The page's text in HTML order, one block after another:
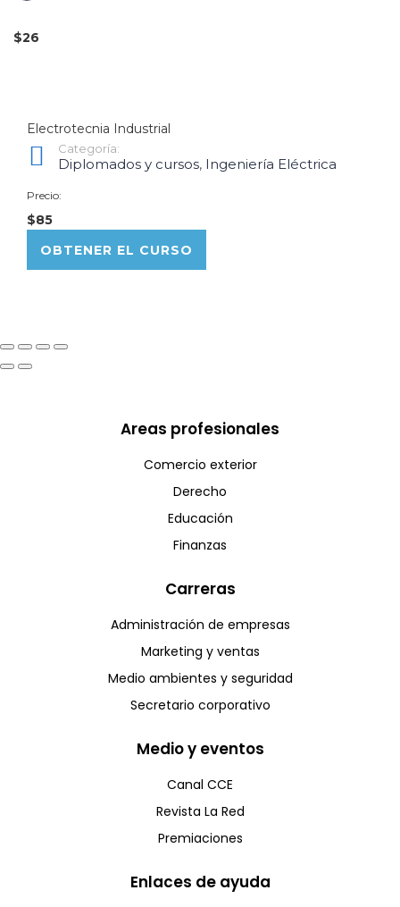
$26
Electrotecnia Industrial
Categoría:
Diplomados y cursos, Ingeniería Eléctrica
Precio:
$85
OBTENER EL CURSO
Areas profesionales
Comercio exterior
Derecho
Educación
Finanzas
Carreras
Administración de empresas
Marketing y ventas
Medio ambientes y seguridad
Secretario corporativo
Medio y eventos
Canal CCE
Revista La Red
Premiaciones
Enlaces de ayuda